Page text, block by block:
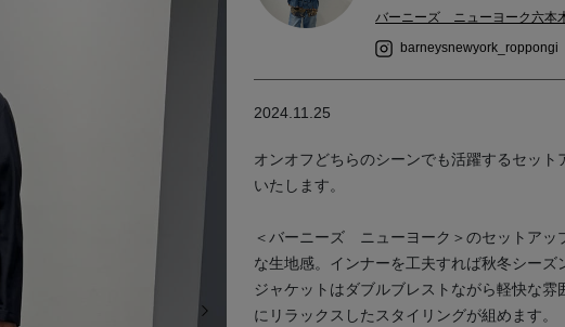
バーニーズ ニューヨーク六本
barneysnewyork_roppongi
2024.11.25
オンオフどちらのシーンでも活躍するセッ
いたします。
＜バーニーズ ニューヨーク＞のセットアッ
な生地感。インナーを工夫すれば秋冬シーズ
ジャケットはダブルブレストながら軽快な
にリラックスしたスタイリングが組めます。